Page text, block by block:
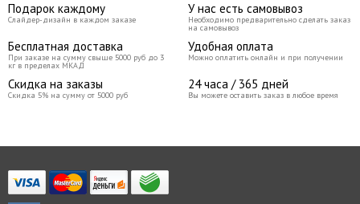
Подарок каждому
Слайдер-дизайн в каждом заказе
У нас есть самовывоз
Необходимо предварительно сделать заказ
на самовывоз
Бесплатная доставка
При заказе на сумму свыше 5000 руб до 3
кг в пределах МКАД
Удобная оплата
Можно оплатить онлайн и при получении
Скидка на заказы
Скидка 5% на сумму от 5000 руб
24 часа / 365 дней
Вы можете оставить заказ в любое время